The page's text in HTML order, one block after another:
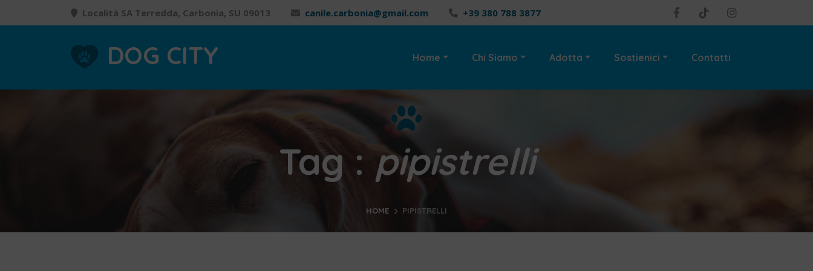
Località SA Terredda, Carbonia, SU 09013 canile.carbonia@gmail.com +39 380 788 3877
DOG CITY Home Chi Siamo Adotta Sostienici Contatti
Tag : pipistrelli
HOME PIPISTRELLI